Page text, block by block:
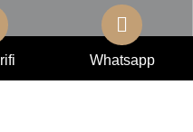
Whatsapp